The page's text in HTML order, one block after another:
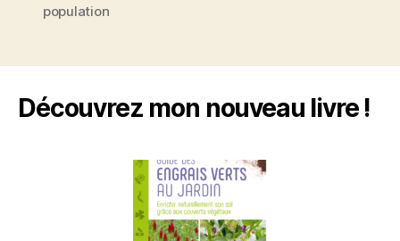
population
Découvrez mon nouveau livre !